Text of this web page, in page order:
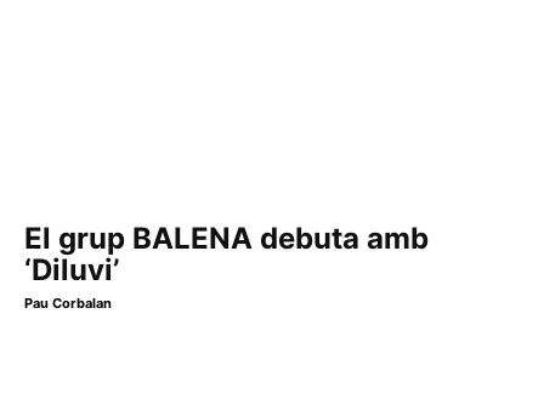
El grup BALENA debuta amb
‘Diluvi’
Pau Corbalan